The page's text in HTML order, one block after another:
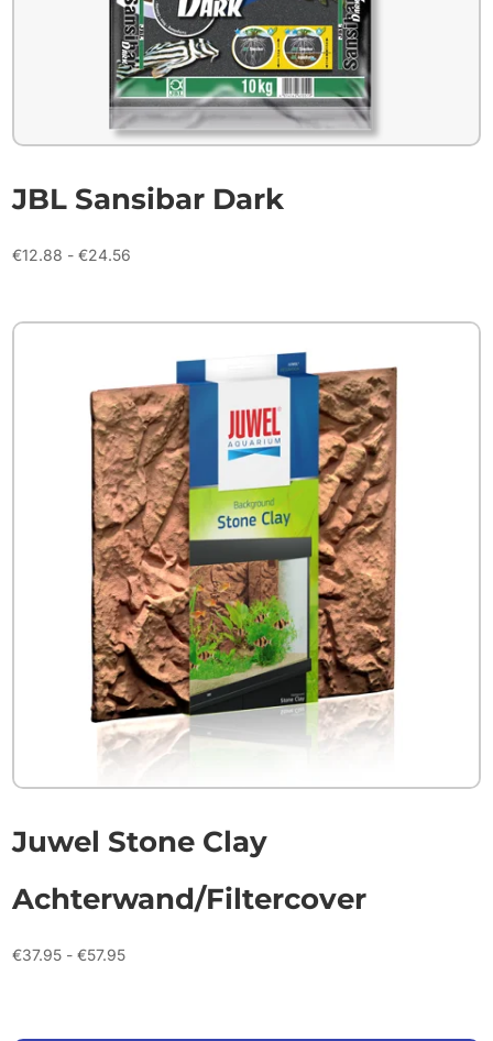
JBL Sansibar Dark
€12.88 - €24.56
€24.56
Juwel Stone Clay
Achterwand/Filtercover
€37.95 - €57.95Prijsklasse: